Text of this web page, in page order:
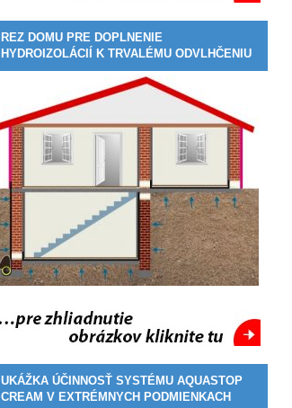
REZ DOMU PRE DOPLNENIE
HYDROIZOLÁCIÍ K TRVALÉMU ODVLHČENIU
UKÁŽKA ÚČINNOSŤ SYSTÉMU AQUASTOP
CREAM V EXTRÉMNYCH PODMIENKACH